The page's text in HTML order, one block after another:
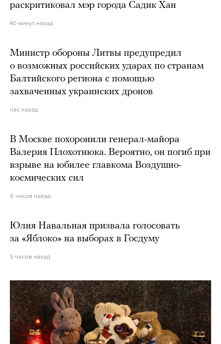
раскритиковал мэр города Садик Хан
40 минут назад
Министр обороны Литвы предупредил
о возможных российских ударах по странам
Балтийского региона с помощью
захваченных украинских дронов
час назад
В Москве похоронили генерал-майора
Валерия Плохотнюка. Вероятно, он погиб при
взрыве на юбилее главкома Воздушно-
космических сил
6 часов назад
Юлия Навальная призвала голосовать
за «Яблоко» на выборах в Госдуму
5 часов назад